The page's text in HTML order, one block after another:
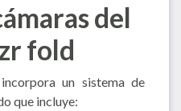
del
fold
incorpora un sistema de
que incluye: